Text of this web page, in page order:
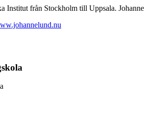
Institut från Stockholm till Uppsala.